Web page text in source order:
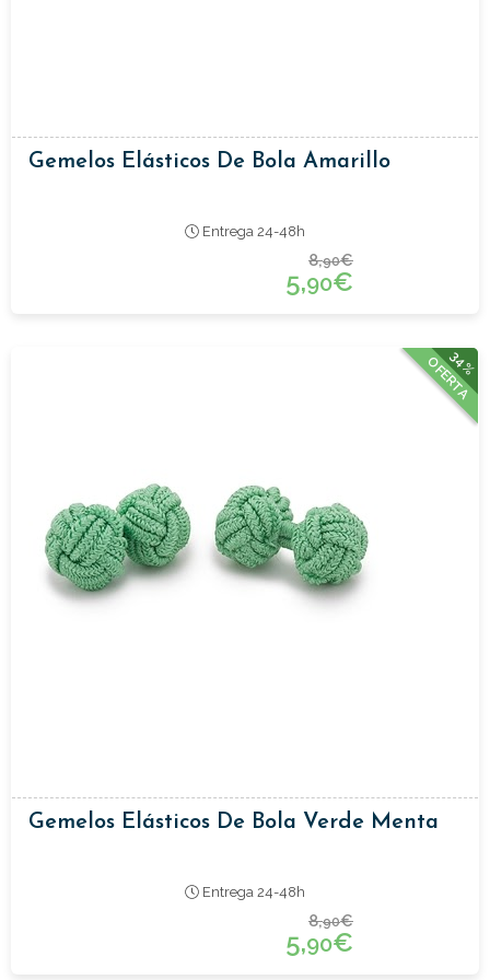
Gemelos Elásticos De Bola Amarillo
Entrega 24-48h
8,90€
5,90€
34%
OFERTA
Gemelos Elásticos De Bola Verde Menta
Entrega 24-48h
8,90€
5,90€